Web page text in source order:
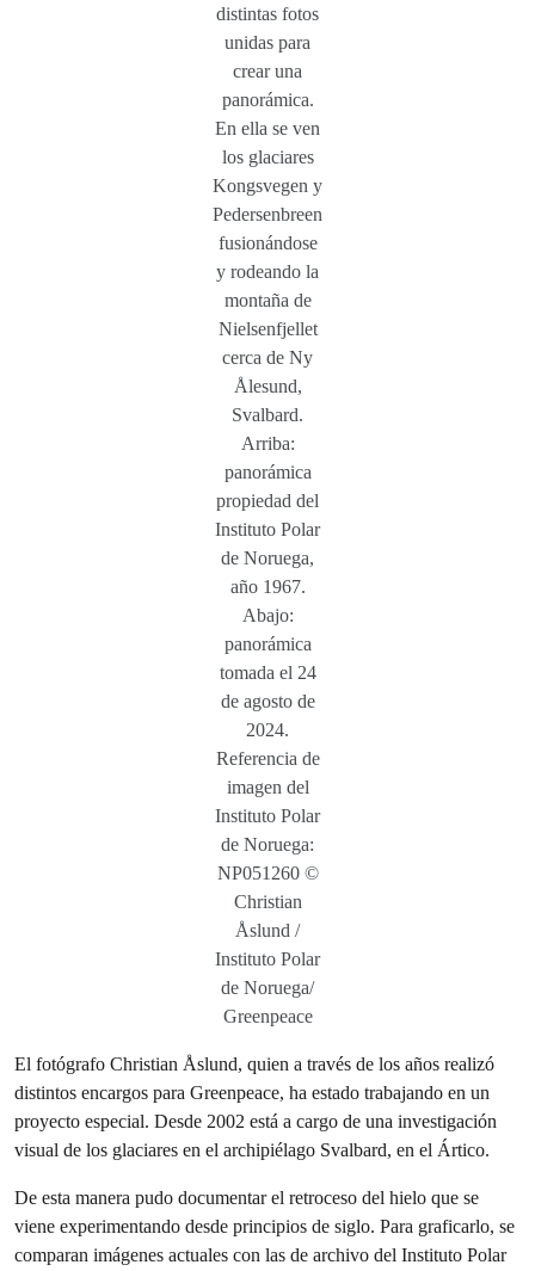
distintas fotos
unidas para
crear una
panorámica.
En ella se ven
los glaciares
Kongsvegen y
Pedersenbreen
fusionándose
y rodeando la
montaña de
Nielsenfjellet
cerca de Ny
Ålesund,
Svalbard.
Arriba:
panorámica
propiedad del
Instituto Polar
de Noruega,
año 1967.
Abajo:
panorámica
tomada el 24
de agosto de
2024.
Referencia de
imagen del
Instituto Polar
de Noruega:
NP051260 ©
Christian
Åslund /
Instituto Polar
de Noruega/
Greenpeace
El fotógrafo Christian Åslund, quien a través de los años realizó
distintos encargos para Greenpeace, ha estado trabajando en un
proyecto especial. Desde 2002 está a cargo de una investigación
visual de los glaciares en el archipiélago Svalbard, en el Ártico.
De esta manera pudo documentar el retroceso del hielo que se
viene experimentando desde principios de siglo. Para graficarlo, se
comparan imágenes actuales con las de archivo del Instituto Polar